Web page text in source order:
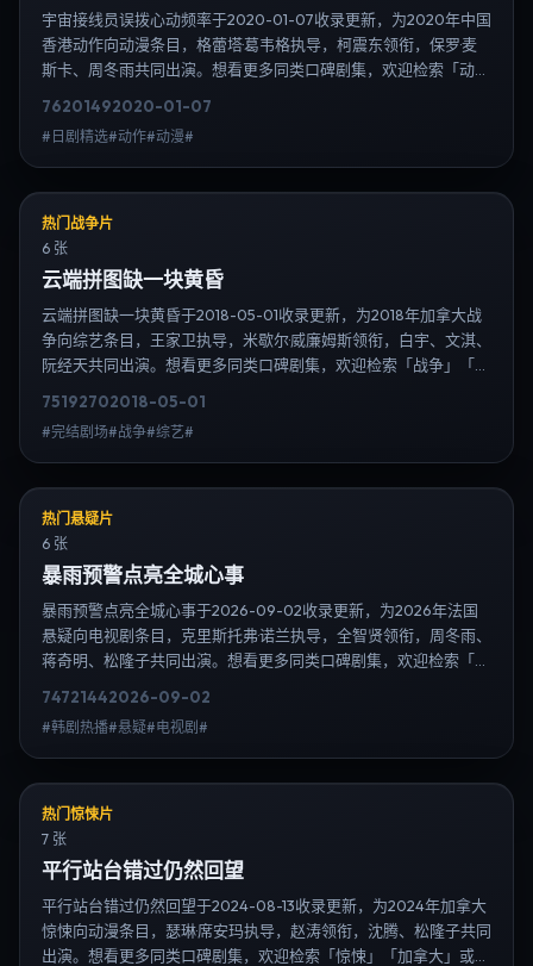
宇宙接线员误拨心动频率于2020-01-07收录更新，为2020年中国
香港动作向动漫条目，格蕾塔·葛韦格执导，柯震东领衔，保罗·麦
斯卡、周冬雨共同出演。想看更多同类口碑剧集，欢迎检索「动
与高清连载信息，延伸检索日韩电视剧、韩剧全集、日剧高清等长
尾词。
76201492020-01-07
#日剧精选#动作#动漫#
热门战争片
6 张
云端拼图缺一块黄昏
云端拼图缺一块黄昏于2018-05-01收录更新，为2018年加拿大战
争向综艺条目，王家卫执导，米歇尔·威廉姆斯领衔，白宇、文淇、
阮经天共同出演。想看更多同类口碑剧集，欢迎检索「战争」「加
信息，延伸检索日韩电视剧、韩剧全集、日剧高清等长尾词。
75192702018-05-01
#完结剧场#战争#综艺#
热门悬疑片
6 张
暴雨预警点亮全城心事
暴雨预警点亮全城心事于2026-09-02收录更新，为2026年法国
悬疑向电视剧条目，克里斯托弗·诺兰执导，全智贤领衔，周冬雨、
蒋奇明、松隆子共同出演。想看更多同类口碑剧集，欢迎检索「悬
清连载信息，延伸检索日韩电视剧、韩剧全集、日剧高清等长尾
词。
74721442026-09-02
#韩剧热播#悬疑#电视剧#
热门惊悚片
7 张
平行站台错过仍然回望
平行站台错过仍然回望于2024-08-13收录更新，为2024年加拿大
惊悚向动漫条目，瑟琳·席安玛执导，赵涛领衔，沈腾、松隆子共同
出演。想看更多同类口碑剧集，欢迎检索「惊悚」「加拿大」或对